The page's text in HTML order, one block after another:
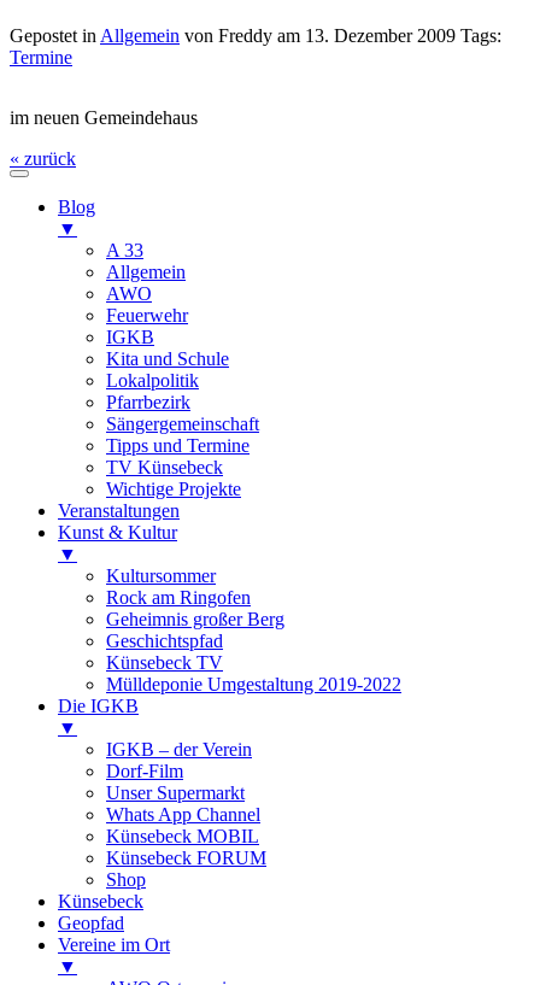
Gepostet in Allgemein von Freddy am 13. Dezember 2009 Tags:
Termine
im neuen Gemeindehaus
« zurück
Blog
▼
A 33
Allgemein
AWO
Feuerwehr
IGKB
Kita und Schule
Lokalpolitik
Pfarrbezirk
Sängergemeinschaft
Tipps und Termine
TV Künsebeck
Wichtige Projekte
Veranstaltungen
Kunst & Kultur
▼
Kultursommer
Rock am Ringofen
Geheimnis großer Berg
Geschichtspfad
Künsebeck TV
Mülldeponie Umgestaltung 2019-2022
Die IGKB
▼
IGKB – der Verein
Dorf-Film
Unser Supermarkt
Whats App Channel
Künsebeck MOBIL
Künsebeck FORUM
Shop
Künsebeck
Geopfad
Vereine im Ort
▼